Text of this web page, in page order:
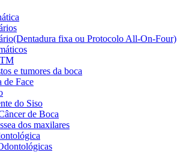
fixa ou Protocolo All-On-Four)
e tumores da boca
de Face
do Siso
de Boca
dos maxilares